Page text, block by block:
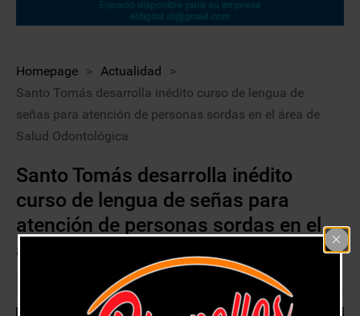
Homepage > Actualidad
>
Santo Tomás desarrolla inédito curso de lengua de
señas para atención de personas sordas en el área de
Salud Odontológica
Santo Tomás desarrolla inédito
curso de lengua de señas para
atención de personas sordas en el
área de Salud Odontológica
Actualidad